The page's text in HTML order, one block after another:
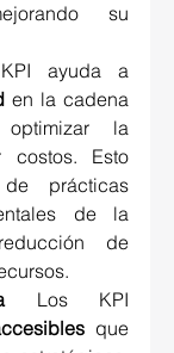
su
en la cadena
Esto
prácticas
de
Los KPI
que